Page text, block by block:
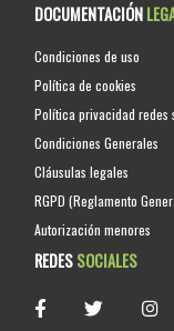
DOCUMENTACIÓN
Condiciones de uso
Política de cookies
Política privacidad redes
Condiciones Generales
Cláusulas legales
RGPD (Reglamento
Autorización menores
REDESSOCIALES